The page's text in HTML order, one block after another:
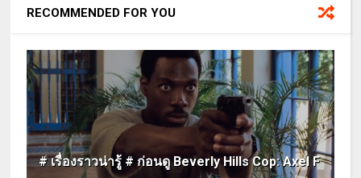
RECOMMENDED FOR YOU
# เรื่องราวน่ารู้ # ก่อนดู Beverly Hills Cop: Axel F